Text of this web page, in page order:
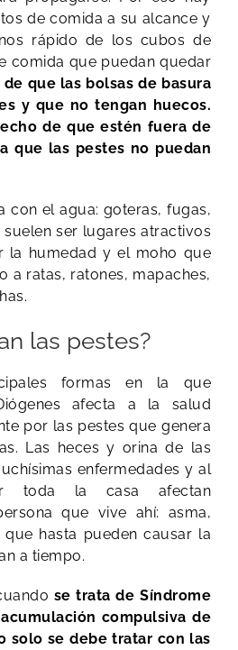
de comida a su alcance y
rápido de los cubos de
comida que puedan quedar
que las bolsas de basura
y que no tengan huecos.
de que estén fuera de
que las pestes no puedan
con el agua: goteras, fugas,
ser lugares atractivos
la humedad y el moho que
a ratas, ratones, mapaches,
las pestes?
formas en la que
afecta a la salud
por las pestes que genera
Las heces y orina de las
enfermedades y al
toda la casa afectan
que vive ahí: asma,
que hasta pueden causar la
a tiempo.
se trata de Síndrome
compulsiva de
solo se debe tratar con las